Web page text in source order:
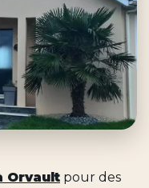
Orvault pour des